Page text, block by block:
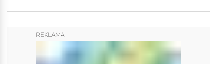
REKLAMA